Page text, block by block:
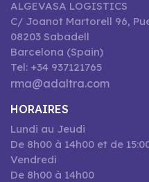
ALGEVASA LOGISTICS
C/ Joanot Martorell 96,
08203 Sabadell
Barcelona (Spain)
Tel: +34 937121765
rma@adaltra.com
HORAIRES
Lundi au Jeudi
De 8h00 à 14h00 et de
Vendredi
De 8h00 à 14h00